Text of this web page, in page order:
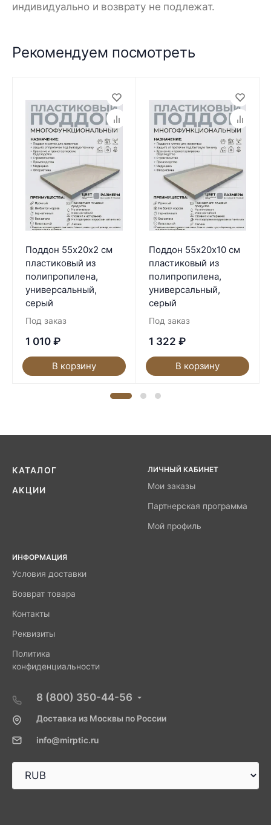
индивидуально и возврату не подлежат.
Рекомендуем посмотреть
Поддон 55х20х2 см
пластиковый из
полипропилена,
универсальный,
серый
Под заказ
1 010 ₽
В корзину
Поддон 55х20х10 см
пластиковый из
полипропилена,
универсальный,
серый
Под заказ
1 322 ₽
В корзину
КАТАЛОГ
АКЦИИ
ЛИЧНЫЙ КАБИНЕТ
Мои заказы
Партнерская программа
Мой профиль
ИНФОРМАЦИЯ
Условия доставки
Возврат товара
Контакты
Реквизиты
Политика
конфиденциальности
8 (800) 350-44-56
Доставка из Москвы по России
info@mirptic.ru